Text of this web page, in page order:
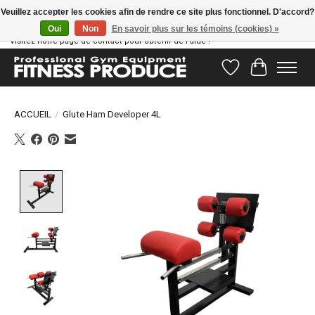
Vous avez des questions ? Notre équipe d'assistance est prête à vous aider !
Visitez notre page de contact pour obtenir de l'aide !
Liste dePanier
ACCUEIL / Glute Ham Developer 4L
Veuillez accepter les cookies afin de rendre ce site plus fonctionnel. D'accord?
Oui
Non En savoir plus sur les témoins (cookies) »